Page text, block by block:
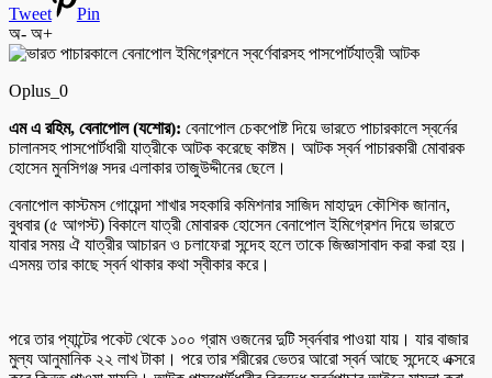
Tweet
Pin
অ- অ+
Oplus_0
এম এ রহিম, বেনাপোল (যশোর): বেনাপোল চেকপোষ্ট দিয়ে ভারতে পাচারকালে স্বর্নের
চালানসহ পাসপোর্টধারী যাত্রীকে আটক করেছে কাষ্টম। আটক স্বর্ন পাচারকারী মোবারক
হোসেন মুনসিগঞ্জ সদর এলাকার তাজুউদ্দীনের ছেলে।
বেনাপোল কাস্টমস গোয়েন্দা শাখার সহকারি কমিশনার সাজিদ মাহাদুদ কৌশিক জানান,
বুধবার (৫ আগস্ট) বিকালে যাত্রী মোবারক হোসেন বেনাপোল ইমিগ্রেশন দিয়ে ভারতে
যাবার সময় ঐ যাত্রীর আচারন ও চলাফেরা সন্দেহ হলে তাকে জিজ্ঞাসাবাদ করা করা হয়।
এসময় তার কাছে স্বর্ন থাকার কথা স্বীকার করে।
পরে তার প্যান্টের পকেট থেকে ১০০ গ্রাম ওজনের দুটি স্বর্নবার পাওয়া যায়। যার বাজার
মুল্য আনুমানিক ২২ লাখ টাকা। পরে তার শরীরের ভেতর আরো স্বর্ন আছে সন্দেহে এক্সরে